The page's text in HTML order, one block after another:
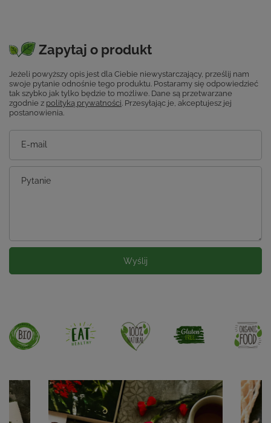
Zapytaj o produkt
Jeżeli powyższy opis jest dla Ciebie niewystarczający, prześlij nam
swoje pytanie odnośnie tego produktu. Postaramy się odpowiedzieć
tak szybko jak tylko będzie to możliwe. Dane są przetwarzane
zgodnie z polityką prywatności. Przesyłając je, akceptujesz jej
postanowienia.
E-mail
Pytanie
Wyślij